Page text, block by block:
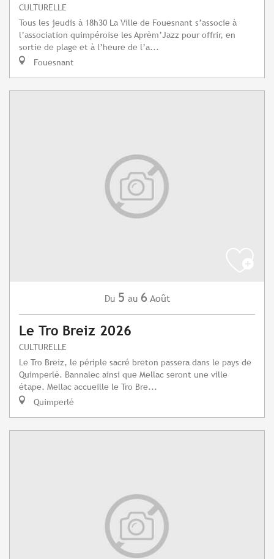
CULTURELLE
Tous les jeudis à 18h30 La Ville de Fouesnant s’associe à
l’association quimpéroise les Aprèm’Jazz pour offrir, en
sortie de plage et à l’heure de l’a...
Fouesnant
Du 5 au 6 Août
Le Tro Breiz 2026
CULTURELLE
Le Tro Breiz, le périple sacré breton passera dans le pays de
Quimperlé. Bannalec ainsi que Mellac seront une ville
étape. Mellac accueille le Tro Bre...
Quimperlé